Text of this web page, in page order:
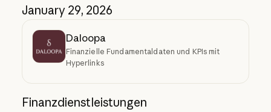
January 29, 2026
Daloopa
Finanzielle Fundamentaldaten und KPIs mit
Hyperlinks
Finanzdienstleistungen